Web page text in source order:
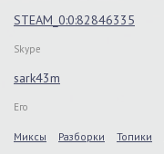
STEAM_0:0:82846335
Skype
sark43m
Его
Миксы Разборки Топики